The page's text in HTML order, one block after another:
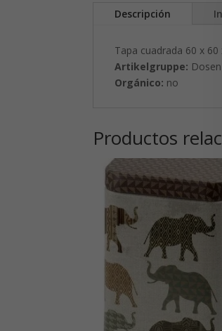
Descripción
Tapa cuadrada 60 x 60
Artikelgruppe: Dosen
Orgánico: no
Productos